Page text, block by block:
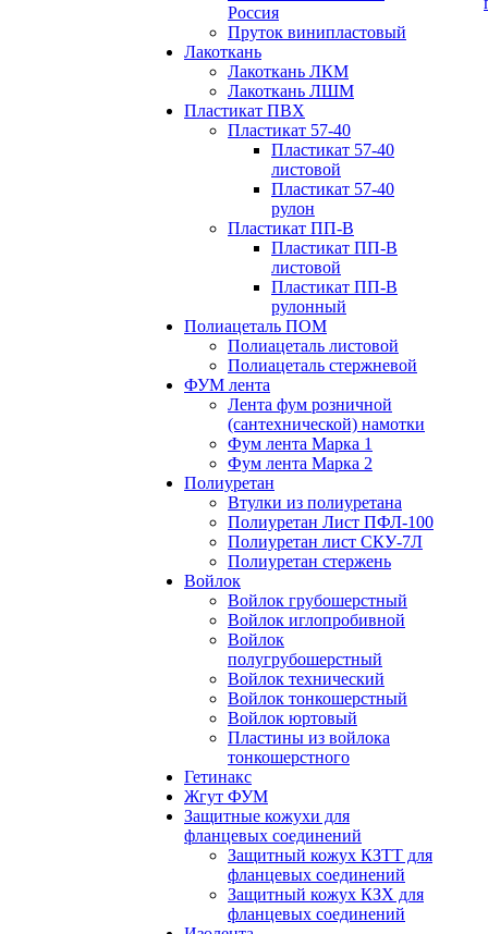
Россия
Пруток винипластовый
Лакоткань
Лакоткань ЛКМ
Лакоткань ЛШМ
Пластикат ПВХ
Пластикат 57-40
Пластикат 57-40
листовой
Пластикат 57-40
рулон
Пластикат ПП-В
Пластикат ПП-В
листовой
Пластикат ПП-В
рулонный
Полиацеталь ПОМ
Полиацеталь листовой
Полиацеталь стержневой
ФУМ лента
Лента фум розничной
(сантехнической) намотки
Фум лента Марка 1
Фум лента Марка 2
Полиуретан
Втулки из полиуретана
Полиуретан Лист ПФЛ-100
Полиуретан лист СКУ-7Л
Полиуретан стержень
Войлок
Войлок грубошерстный
Войлок иглопробивной
Войлок
полугрубошерстный
Войлок технический
Войлок тонкошерстный
Войлок юртовый
Пластины из войлока
тонкошерстного
Гетинакс
Жгут ФУМ
Защитные кожухи для
фланцевых соединений
Защитный кожух КЗТТ для
фланцевых соединений
Защитный кожух КЗХ для
фланцевых соединений